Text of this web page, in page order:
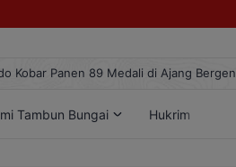
Kobar Panen 89 Medali di Ajang
Tambun Bungai Hukrim